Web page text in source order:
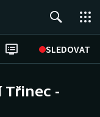
SLEDOVAT
Třinec -